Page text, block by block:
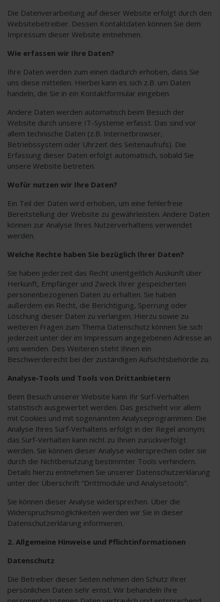
Die Datenverarbeitung auf dieser Website erfolgt durch den
Websitebetreiber. Dessen Kontaktdaten können Sie dem
Impressum dieser Website entnehmen.
Wie erfassen wir Ihre Daten?
Ihre Daten werden zum einen dadurch erhoben, dass Sie
uns diese mitteilen. Hierbei kann es sich z.B. um Daten
handeln, die Sie in ein Kontaktformular eingeben.
Andere Daten werden automatisch beim Besuch der
Website durch unsere IT-Systeme erfasst. Das sind vor
allem technische Daten (z.B. Internetbrowser,
Betriebssystem oder Uhrzeit des Seitenaufrufs). Die
Erfassung dieser Daten erfolgt automatisch, sobald Sie
unsere Website betreten.
Wofür nutzen wir Ihre Daten?
Ein Teil der Daten wird erhoben, um eine fehlerfreie
Bereitstellung der Website zu gewährleisten. Andere Daten
können zur Analyse Ihres Nutzerverhaltens verwendet
werden.
Welche Rechte haben Sie bezüglich Ihrer Daten?
Sie haben jederzeit das Recht unentgeltlich Auskunft über
Herkunft, Empfänger und Zweck Ihrer gespeicherten
personenbezogenen Daten zu erhalten. Sie haben
außerdem ein Recht, die Berichtigung, Sperrung oder
Löschung dieser Daten zu verlangen. Hierzu sowie zu
weiteren Fragen zum Thema Datenschutz können Sie sich
jederzeit unter der im Impressum angegebenen Adresse an
uns wenden. Des Weiteren steht Ihnen ein
Beschwerderecht bei der zuständigen Aufsichtsbehörde zu.
Analyse-Tools und Tools von Drittanbietern
Beim Besuch unserer Website kann Ihr Surf-Verhalten
statistisch ausgewertet werden. Das geschieht vor allem
mit Cookies und mit sogenannten Analyseprogrammen. Die
Analyse Ihres Surf-Verhaltens erfolgt in der Regel anonym;
das Surf-Verhalten kann nicht zu Ihnen zurückverfolgt
werden. Sie können dieser Analyse widersprechen oder sie
durch die Nichtbenutzung bestimmter Tools verhindern.
Details hierzu entnehmen Sie unserer Datenschutzerklärung
unter der Überschrift “Drittmodule und Analysetools”.
Sie können dieser Analyse widersprechen. Über die
Widerspruchsmöglichkeiten werden wir Sie in dieser
Datenschutzerklärung informieren.
2. Allgemeine Hinweise und Pflichtinformationen
Datenschutz
Die Betreiber dieser Seiten nehmen den Schutz Ihrer
persönlichen Daten sehr ernst. Wir behandeln Ihre